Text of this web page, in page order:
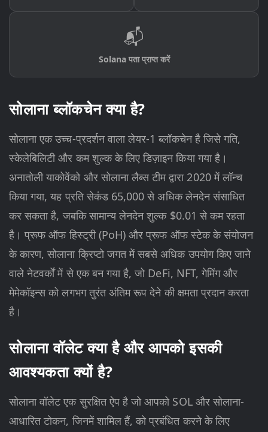
📬
Solana पता प्राप्त करें
सोलाना ब्लॉकचेन क्या है?
सोलाना एक उच्च-प्रदर्शन वाला लेयर-1 ब्लॉकचेन है जिसे गति,
स्केलेबिलिटी और कम शुल्क के लिए डिज़ाइन किया गया है।
अनातोली याकोवेंको और सोलाना लैब्स टीम द्वारा 2020 में लॉन्च
किया गया, यह प्रति सेकंड 65,000 से अधिक लेनदेन संसाधित
कर सकता है, जबकि सामान्य लेनदेन शुल्क $0.01 से कम रहता
है। प्रूफ ऑफ हिस्ट्री (PoH) और प्रूफ ऑफ स्टेक के संयोजन
के कारण, सोलाना क्रिप्टो जगत में सबसे अधिक उपयोग किए जाने
वाले नेटवर्कों में से एक बन गया है, जो DeFi, NFT, गेमिंग और
मेमेकॉइन्स को लगभग तुरंत अंतिम रूप देने की क्षमता प्रदान करता
है।
सोलाना वॉलेट क्या है और आपको इसकी
आवश्यकता क्यों है?
सोलाना वॉलेट एक सुरक्षित ऐप है जो आपको SOL और सोलाना-
आधारित टोकन, जिनमें शामिल हैं, को प्रबंधित करने के लिए